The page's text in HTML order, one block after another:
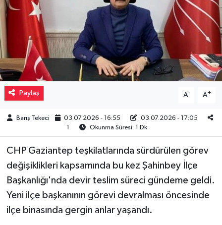
Paylaş A- A+
Barış Tekeci 03.07.2026 - 16:55
03.07.2026 - 17:05
1
Okunma Süresi: 1 Dk
CHP Gaziantep teşkilatlarında sürdürülen görev
değişiklikleri kapsamında bu kez Şahinbey İlçe
Başkanlığı'nda devir teslim süreci gündeme geldi.
Yeni ilçe başkanının görevi devralması öncesinde
ilçe binasında gergin anlar yaşandı.
Müzik
Piyasa
Resmi İlanlar
Sağlık
Sinemalar
Siyaset
Spor
Teknoloji